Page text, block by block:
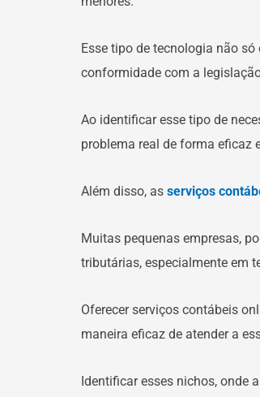
Esse tipo de tecnologia não
conformidade com a
Ao identificar esse tipo de
problema real de forma eficaz
Além disso, as serviços
Muitas pequenas empresas,
tributárias, especialmente em
Oferecer serviços contábeis
maneira eficaz de atender a
Identificar esses nichos, onde